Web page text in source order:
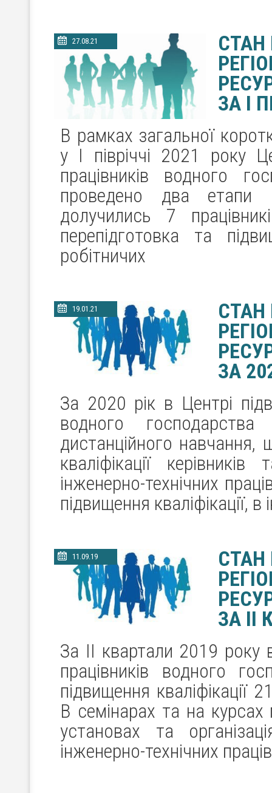
27.08.21
СТАН
ЗА І
В рамках загальної
у І півріччі 2021 року
працівників водного
проведено два етапи
долучились 7
перепідготовка та
робітничих
19.01.21
СТАН
ЗА
За 2020 рік в Центрі
водного
дистанційного
кваліфікації
інженерно-технічних
підвищення кваліфікації,
11.09.19
СТАН
ЗА IІ
За ІІ квартали 2019 року
працівників водного
підвищення кваліфікації
В семінарах та на курсах
установах та
інженерно-технічних